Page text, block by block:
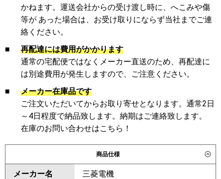
かねます。運送会社からの受け渡し時に、へこみや傷
等が あった場合は、お受け取りにならず当社までご連
絡ください。
■
再配達には費用がかかります
通常の宅配便ではなくメーカー直送のため、再配達に
は別途費用が発生しますので、ご注意ください。
■
メーカー在庫品です
ご注文いただいてからお取り寄せとなります。通常2日
～4日程度で納品致します。納期はご連絡致します。
在庫のお問い合わせはこちら！
商品仕様
メーカー名 三菱電機